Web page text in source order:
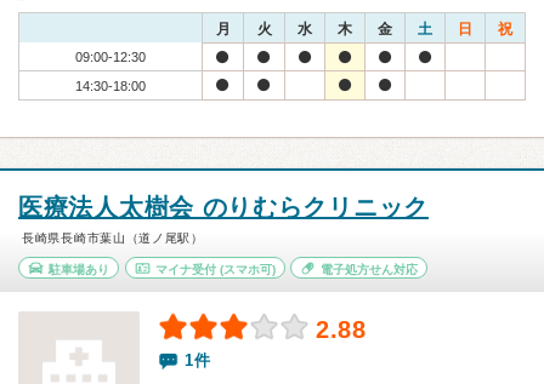
月 火 水 木 金 土 日 祝
09:00-12:30
14:30-18:00
医療法人太樹会 のりむらクリニック
長崎県長崎市葉山（道ノ尾駅）
駐車場あり マイナ受付(スマホ可) 電子処方せん対応
2.88
1件